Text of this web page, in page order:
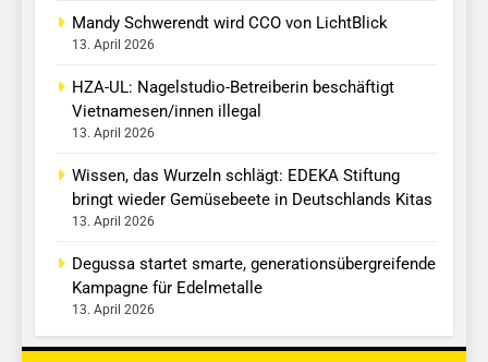
Mandy Schwerendt wird CCO von LichtBlick
13. April 2026
HZA-UL: Nagelstudio-Betreiberin beschäftigt
Vietnamesen/innen illegal
13. April 2026
Wissen, das Wurzeln schlägt: EDEKA Stiftung
bringt wieder Gemüsebeete in Deutschlands Kitas
13. April 2026
Degussa startet smarte, generationsübergreifende
Kampagne für Edelmetalle
13. April 2026